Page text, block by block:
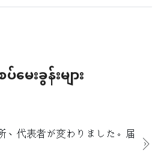
ေးခွန်းများ
、代表者が変わりました。届